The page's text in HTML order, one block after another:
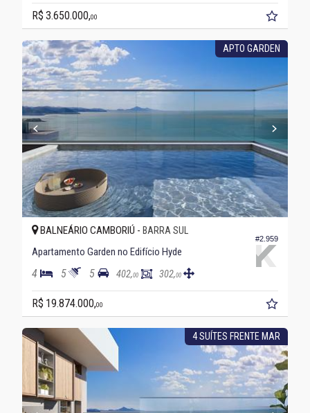
R$ 3.650.000,00
APTO GARDEN
#2.959
BALNEÁRIO CAMBORIÚ - BARRA SUL
Apartamento Garden no Edifício Hyde
4 5 5 402,00 302,00
R$ 19.874.000,00
4 SUÍTES FRENTE MAR